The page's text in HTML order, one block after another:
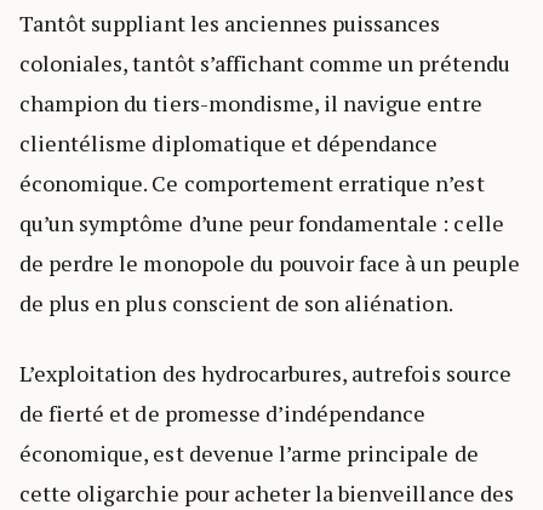
Tantôt suppliant les anciennes puissances
coloniales, tantôt s’affichant comme un prétendu
champion du tiers-mondisme, il navigue entre
clientélisme diplomatique et dépendance
économique. Ce comportement erratique n’est
qu’un symptôme d’une peur fondamentale : celle
de perdre le monopole du pouvoir face à un peuple
de plus en plus conscient de son aliénation.
L’exploitation des hydrocarbures, autrefois source
de fierté et de promesse d’indépendance
économique, est devenue l’arme principale de
cette oligarchie pour acheter la bienveillance des